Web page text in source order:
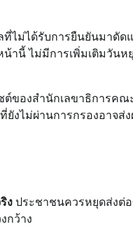
ที่ไม่ได้รับการยืนยันมาดัด
านี้ ไม่มีการเพิ่มเติมวันห
ต์ของสำนักเลขาธิการคณ
งไม่ผ่านการกรองอาจส่
ง ประชาชนควรหยุดส่งต่
กว้าง